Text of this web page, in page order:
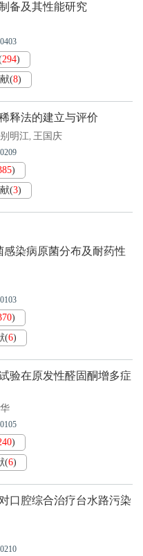
备及其性能研究
294)
(8)
释法的建立与评价
别明江, 王国庆
)
(3)
感染病原菌分布及耐药性
)
(6)
验在原发性醛固酮增多症
)
(6)
口腔综合治疗台水路污染